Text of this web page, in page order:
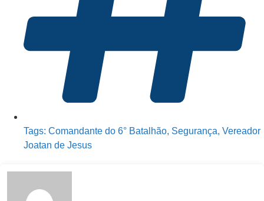
Tags: Comandante do 6° Batalhão, Segurança, Vereador
Joatan de Jesus